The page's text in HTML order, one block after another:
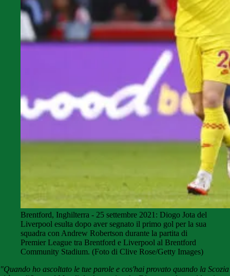
Brentford, Inghilterra - 25 settembre 2021: Diogo Jota del
Liverpool esulta dopo aver segnato il primo gol per la sua
squadra con Andrew Robertson durante la partita di
Premier League tra Brentford e Liverpool al Brentford
Community Stadium. (Foto di Clive Rose/Getty Images)
"Quando ho ascoltato le tue parole e cos'hai provato quando la Scozia